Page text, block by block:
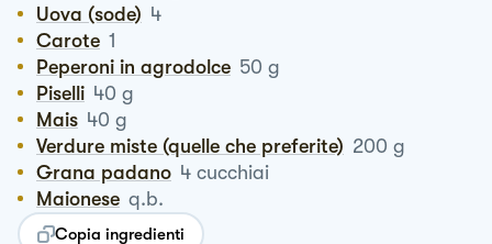
Uova (sode) 4
Carote 1
Peperoni in agrodolce 50 g
Piselli 40 g
Mais 40 g
Verdure miste (quelle che preferite) 200 g
Grana padano 4 cucchiai
Maionese q.b.
Copia ingredienti